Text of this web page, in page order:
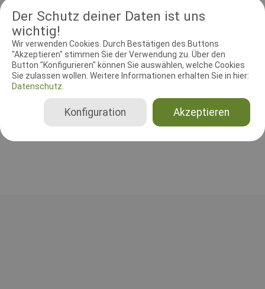
Der Schutz deiner Daten ist uns
wichtig!
Wir verwenden Cookies. Durch Bestätigen des Buttons
"Akzeptieren" stimmen Sie der Verwendung zu. Über den
Button "Konfigurieren" können Sie auswählen, welche Cookies
Sie zulassen wollen. Weitere Informationen erhalten Sie in hier:
Datenschutz.
Akzeptieren
Konfiguration
RICHTER UND HELFER
Leistungsrichter Schutzdiensthelfer
Leistungsrichter
Deutschland